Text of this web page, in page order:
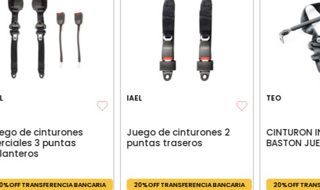
de cinturones
3 puntas
TRANSFERENCIA BANCARIA
IAEL
Juego de cinturones 2
puntas traseros
20%OFF TRANSFERENCIA BANCARIA
TEO
CINTURON
BASTON
20%OFF